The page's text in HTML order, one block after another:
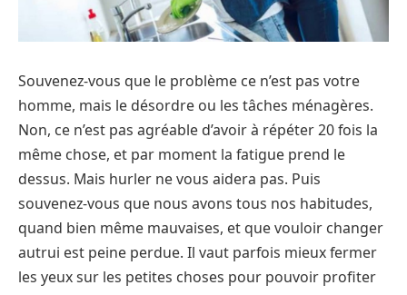
Souvenez-vous que le problème ce n’est pas votre
homme, mais le désordre ou les tâches ménagères.
Non, ce n’est pas agréable d’avoir à répéter 20 fois la
même chose, et par moment la fatigue prend le
dessus. Mais hurler ne vous aidera pas. Puis
souvenez-vous que nous avons tous nos habitudes,
quand bien même mauvaises, et que vouloir changer
autrui est peine perdue. Il vaut parfois mieux fermer
les yeux sur les petites choses pour pouvoir profiter